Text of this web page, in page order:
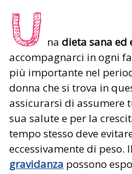
U na dieta sana
accompagnarci in ogni
più importante nel
donna che si trova in
assicurarsi di
sua salute e per la
tempo stesso deve
eccessivamente di peso. Il
gravidanza possono